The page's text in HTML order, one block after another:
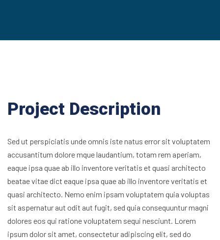
Project Description
Sed ut perspiciatis unde omnis iste natus error sit voluptatem
accusantitum dolore mque laudantium, totam rem aperiam,
eaque ipsa quae ab illo inventore veritatis et quasi architecto
beatae vitae dict eaque ipsa quae ab illo inventore veritatis et
quasi architecto. Nemo enim ipsam voluptatem quia voluptas
sit aspernatur aut odit aut fugit, sed quia consequuntur magni
dolores eos qui ratione voluptatem sequi nesciunt. Lorem
ipsum dolor sit amet, consectetur adipiscing elit, sed do